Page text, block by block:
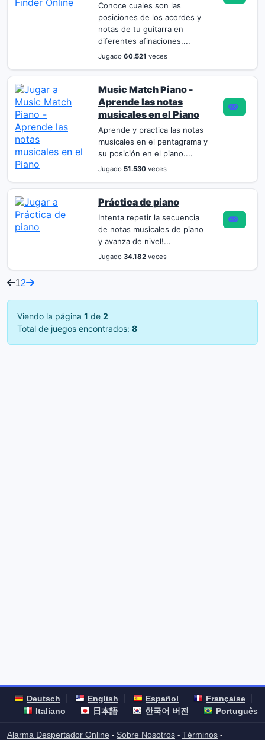
Conoce cuales son las
posiciones de los acordes y
notas de tu guitarra en
diferentes afinaciones....
Jugado 60.521 veces
Music Match Piano -
Aprende las notas
musicales en el Piano
Aprende y practica las notas
musicales en el pentagrama y
su posición en el piano....
Jugado 51.530veces
Práctica de piano
Intenta repetir la secuencia
de notas musicales de piano
y avanza de nivel!...
Jugado 34.182veces
12
Viendo la página 1 de 2
Total de juegos encontrados: 8
Deutsch English Español
Française
Italiano
日本語 한국어 버전 Português
Alarma Despertador Online - Sobre Nosotros - Términos -